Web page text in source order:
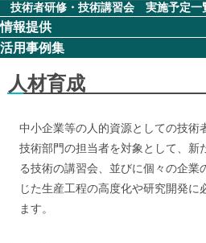
技術者研修・技術講習会 実施予定一
情報提供
活用事例集
人材育成
中小企業等の人的資源としての技術
技術部門の担当者を対象として、新
る技術の講習会、並びに個々の企業
じた生産工程の高度化や研究開発に
ます。